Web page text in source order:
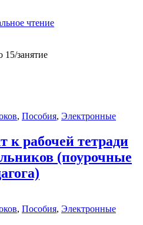
чтение
15/занятие
, Пособия, Электронные
к рабочей тетради
(поурочные
, Пособия, Электронные